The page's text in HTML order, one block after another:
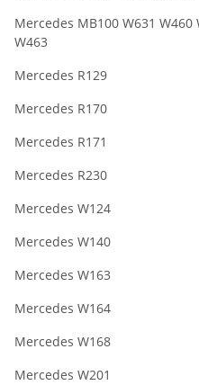
Mercedes MB100 W631 W460
W463
Mercedes R129
Mercedes R170
Mercedes R171
Mercedes R230
Mercedes W124
Mercedes W140
Mercedes W163
Mercedes W164
Mercedes W168
Mercedes W201